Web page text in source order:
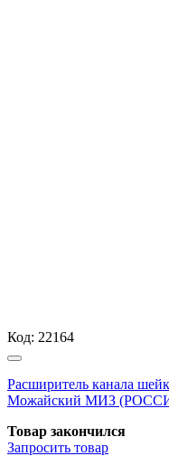
Код: 22164
Расширитель канала
Можайский МИЗ
Товар закончился
Запросить товар